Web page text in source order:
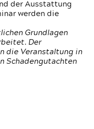
der Ausstattung
werden die
Grundlagen
Der
die Veranstaltung in
Schadengutachten